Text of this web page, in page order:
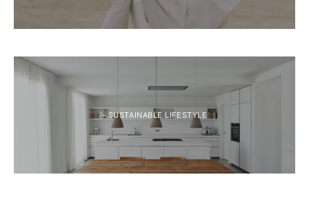
- SUSTAINABLE LIFESTYLE